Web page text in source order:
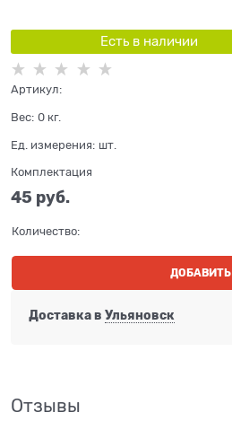
Есть в наличии
Артикул:
Вес: 0 кг.
Ед. измерения: шт.
Комплектация
45 руб.
Количество:
ДОБАВИТЬ
Доставка в Ульяновск
Отзывы